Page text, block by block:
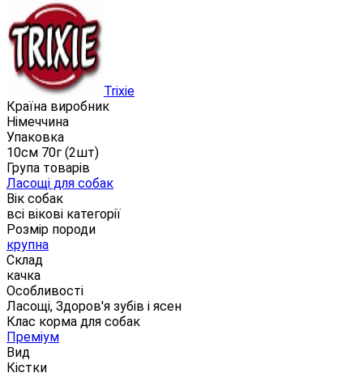
Trixie
Країна виробник
Німеччина
Упаковка
10см 70г (2шт)
Група товарів
Ласощі для собак
Вік собак
всі вікові категорії
Розмір породи
крупна
Склад
качка
Особливості
Ласощі, Здоров'я зубів і ясен
Клас корма для собак
Преміум
Вид
Кістки